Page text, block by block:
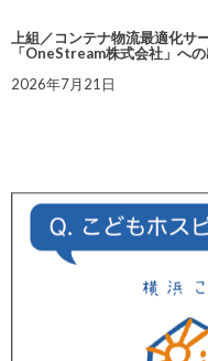
上組／コンテナ物流最適化
「OneStream株式会社」へ
2026年7月21日